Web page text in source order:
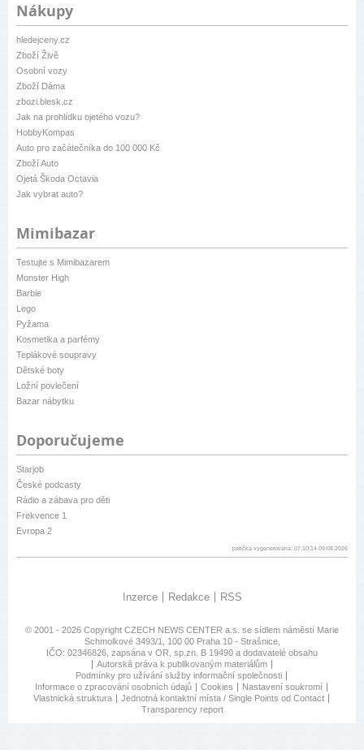
Nákupy
hledejceny.cz
Zboží Živě
Osobní vozy
Zboží Dáma
zbozi.blesk.cz
Jak na prohlídku ojetého vozu?
HobbyKompas
Auto pro začátečníka do 100 000 Kč
Zboží Auto
Ojetá Škoda Octavia
Jak vybrat auto?
Mimibazar
Testujte s Mimibazarem
Monster High
Barbie
Lego
Pyžama
Kosmetika a parfémy
Teplákové soupravy
Dětské boty
Ložní povlečení
Bazar nábytku
Doporučujeme
Starjob
České podcasty
Rádio a zábava pro děti
Frekvence 1
Evropa 2
patička vygenerovaná: 07:10:14 09.08.2026
Inzerce Redakce RSS
© 2001 - 2026 Copyright CZECH NEWS CENTER a.s. se sídlem náměstí Marie
Schmolkové 3493/1, 100 00 Praha 10 - Strašnice,
IČO: 02346826, zapsána v OR, sp.zn. B 19490 a dodavatelé obsahu
Autorská práva k publikovaným materiálům
Podmínky pro užívání služby informační společnosti
Informace o zpracování osobních údajů
Cookies
Nastavení soukromí
Vlastnická struktura
Jednotná kontaktní místa / Single Points od Contact
Transparency report